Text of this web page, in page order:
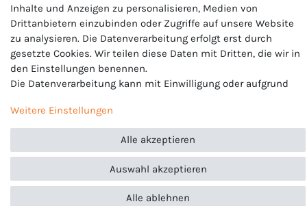
Verschluss: Pull On
100% Polyester
Modellnummer: BV6865
Standard Passform
Angewinkelte Nähte an den Seiten ermöglichen
uneingeschränkte Bewegungsfreiheit
BV6865
Inhalte und Anzeigen zu personalisieren, Medien von
Drittanbietern einzubinden oder Zugriffe auf unsere Website
zu analysieren. Die Datenverarbeitung erfolgt erst durch
gesetzte Cookies. Wir teilen diese Daten mit Dritten, die wir in
den Einstellungen benennen.
Die Datenverarbeitung kann mit Einwilligung oder aufgrund
erteilt oder abgelehnt werden. Es besteht das Recht, nicht
einzuwilligen und die Einwilligung zu einem späteren
Zeitpunkt zu ändern oder zu widerrufen. Beachten Sie unser
Impressumund weitere Hinweise zur Verwendung
personenbezogener Daten in unsererDaten­schutz­erklärung
Weitere Einstellungen
Alle akzeptieren
Alle ablehnen
Auswahl akzeptieren